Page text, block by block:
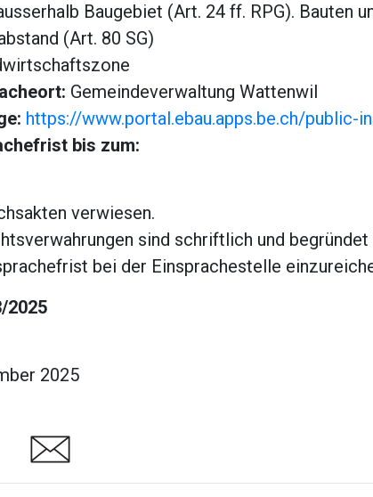
Baugebiet (Art. 24 ff. RPG). Bauten
(Art. 80 SG)
Gemeindeverwaltung Wattenwil
https://www.portal.ebau.apps.be.ch/public-
bis zum:
verwiesen.
sind schriftlich und begründet
bei der Einsprachestelle
2025
2025
Share